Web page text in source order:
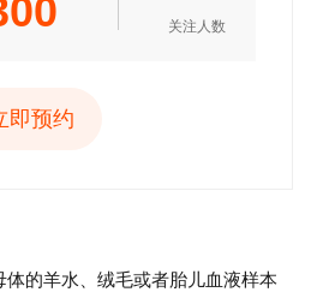
关注人数
即预约
的羊水、绒毛或者胎儿血液样本